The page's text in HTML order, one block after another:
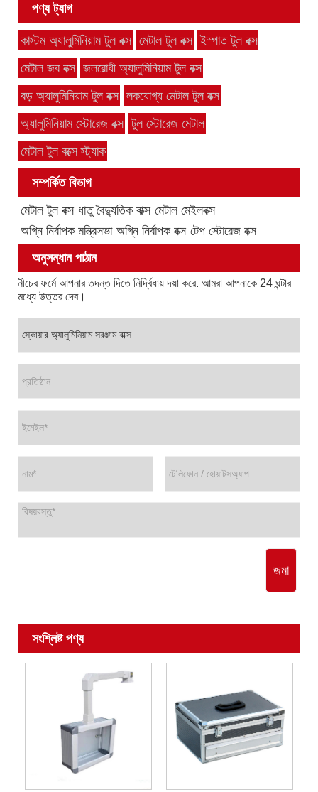
পণ্য ট্যাগ
কাস্টম অ্যালুমিনিয়াম টুল বক্স মেটাল টুল বক্স ইস্পাত টুল বক্স
মেটাল জব বক্স জলরোধী অ্যালুমিনিয়াম টুল বক্স
বড় অ্যালুমিনিয়াম টুল বক্স লকযোগ্য মেটাল টুল বক্স
অ্যালুমিনিয়াম স্টোরেজ বক্স টুল স্টোরেজ মেটাল
মেটাল টুল বক্সে স্ট্যাক
সম্পর্কিত বিভাগ
মেটাল টুল বক্স ধাতু বৈদ্যুতিক বাক্স মেটাল মেইলবক্স
অগ্নি নির্বাপক মন্ত্রিসভা অগ্নি নির্বাপক বক্স টেপ স্টোরেজ বক্স
অনুসন্ধান পাঠান
নীচের ফর্মে আপনার তদন্ত দিতে নির্দ্বিধায় দয়া করে. আমরা আপনাকে 24 ঘন্টার
মধ্যে উত্তর দেব।
জমা
সংশ্লিষ্ট পণ্য